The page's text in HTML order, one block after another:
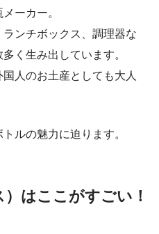
ーカー。
ンチボックス、調理器な
く生み出しています。
人のお土産としても大人
ルの魅力に迫ります。
はここがすごい！